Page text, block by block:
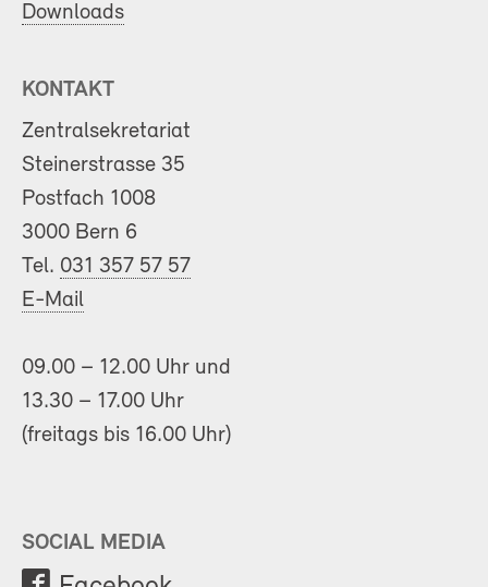
Downloads
KONTAKT
Zentralsekretariat
Steinerstrasse 35
Postfach 1008
3000 Bern 6
Tel. 031 357 57 57
E-Mail
09.00 – 12.00 Uhr und
13.30 – 17.00 Uhr
(freitags bis 16.00 Uhr)
SOCIAL MEDIA